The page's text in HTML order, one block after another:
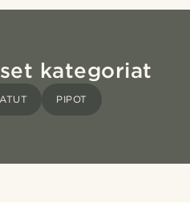
kategoriat
PIPOT